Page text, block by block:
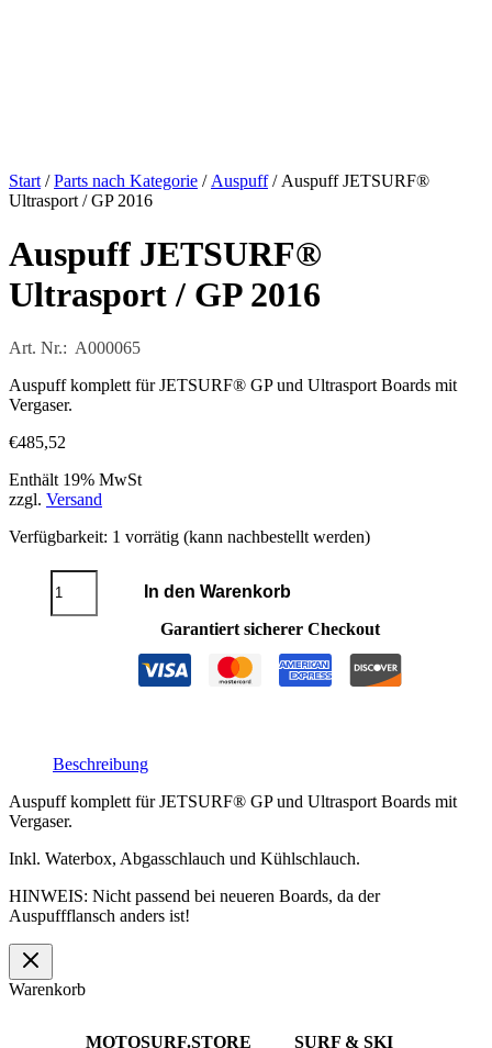
Start /Parts nach Kategorie / Auspuff/ Auspuff JETSURF®
Ultrasport / GP 2016
Auspuff JETSURF®
Ultrasport / GP 2016
Art. Nr.: A000065
Auspuff komplett für JETSURF® GP und Ultrasport Boards mit
Vergaser.
€485,52
Enthält 19% MwSt
zzgl. Versand
Verfügbarkeit: 1 vorrätig (kann nachbestellt werden)
Auspuff
JETSURF®
Ultrasport
In den Warenkorb
Garantiert sicherer Checkout
Beschreibung
Auspuff komplett für JETSURF® GP und Ultrasport Boards mit
Vergaser.
Inkl. Waterbox, Abgasschlauch und Kühlschlauch.
HINWEIS: Nicht passend bei neueren Boards, da der
Auspuffflansch anders ist!
Warenkorb
MOTOSURF.STORE SURF & SKI